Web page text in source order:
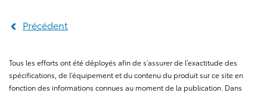
Précédent
Tous les efforts ont été déployés afin de s’assurer de l’exactitude des
spécifications, de l’équipement et du contenu du produit sur ce site en
fonction des informations connues au moment de la publication. Dans